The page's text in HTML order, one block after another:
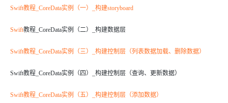
Swift教程_CoreData实例（一）_构建storyboard
Swift教程_CoreData实例（二）_构建数据层
Swift教程_CoreData实例（三）_构建控制层（列表数据加载、删除数据）
Swift教程_CoreData实例（四）_构建控制层（查询、更新数据）
Swift教程_CoreData实例（五）_构建控制层（添加数据）